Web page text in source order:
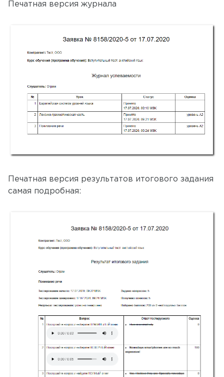
Печатная версия журнала
Печатная версия результатов итогового задания
самая подробная: